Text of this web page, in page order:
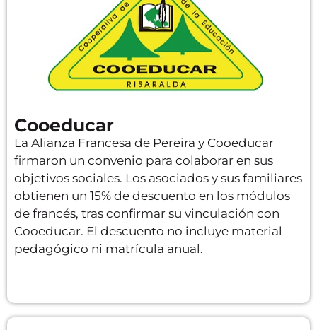
Cooeducar
La Alianza Francesa de Pereira y Cooeducar
firmaron un convenio para colaborar en sus
objetivos sociales. Los asociados y sus familiares
obtienen un 15% de descuento en los módulos
de francés, tras confirmar su vinculación con
Cooeducar. El descuento no incluye material
pedagógico ni matrícula anual.